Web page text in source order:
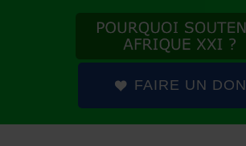
FAIRE UN DON